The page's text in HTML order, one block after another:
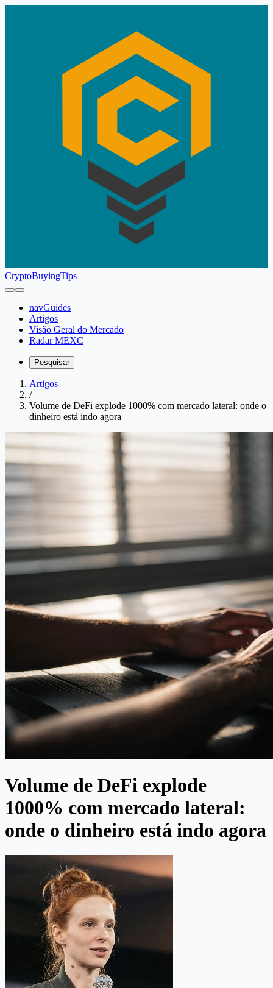
CryptoBuyingTips
navGuides
Artigos
Visão Geral do Mercado
Radar MEXC
Pesquisar
Artigos
/
Volume de DeFi explode 1000% com mercado lateral: onde o
dinheiro está indo agora
Volume de DeFi explode
1000% com mercado lateral:
onde o dinheiro está indo agora